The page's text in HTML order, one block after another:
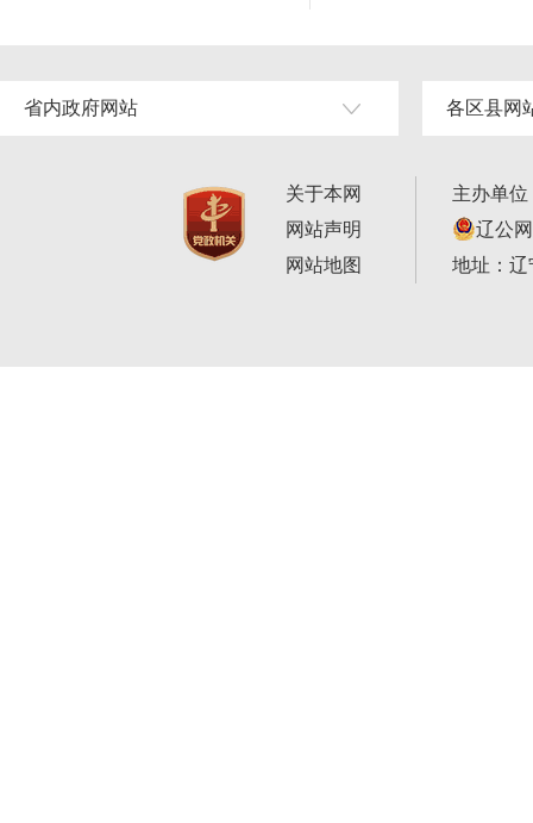
省内政府网站 各区县网
关于本网
网站声明
网站地图
主办单
辽公
地址：辽